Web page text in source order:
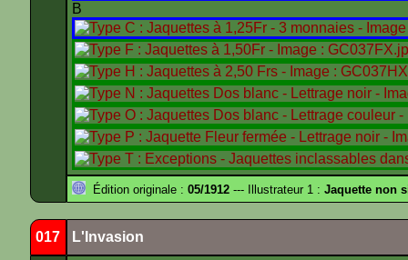
B
Édition originale : 05/1912 --- Illustrateur 1 : Jaquette non
017 L'Invasion